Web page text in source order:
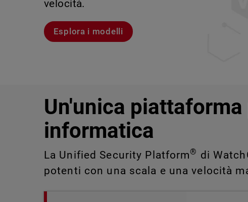
velocità.
Esplora i modelli
violazioni e portare alla luce rischi legati
IT impossibili da rilevare o gestire
Scopri Rai
Scopri WatchGuard EDR
Un'unica
informatica
La Unified Security Platform® di
potenti con una scala e una velocità